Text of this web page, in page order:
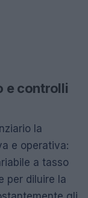
e controlli
la
e operativa:
a tasso
per diluire la